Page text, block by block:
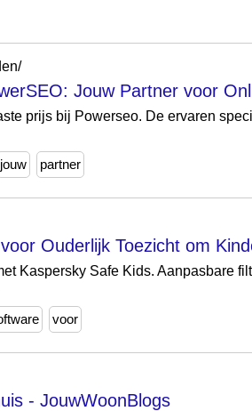
Jouw Partner voor
prijs bij Powerseo. De ervaren
jouw partner
Ouderlijk Toezicht om
Kaspersky Safe Kids. Aanpasbare
voor
- JouwWoonBlogs